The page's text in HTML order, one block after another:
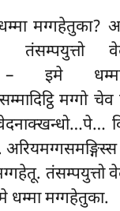
मग्गहेतुका?
तंसम्पयुत्तो
– इमे
सम्मादिट्ठि मग्गो
धम्मा मग्गहेतुका.